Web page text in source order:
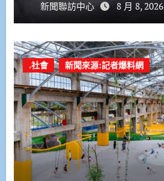
新聞聯訪中心 8 月 8, 2026
.社會 新聞來源:記者爆料網